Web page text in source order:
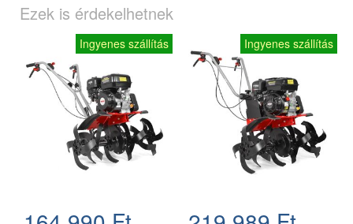
Ezek is érdekelhetnek
Ingyenes szállítás Ingyenes szállítás